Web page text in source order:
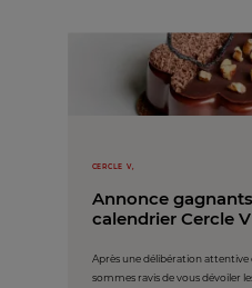
CERCLE V,
Annonce
calendrier Cercle
Après une délibération attentive
sommes ravis de vous dévoiler